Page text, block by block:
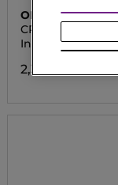
ORGANIC SHOP
CREMA MANI
Indonesian Spa
2,30 €